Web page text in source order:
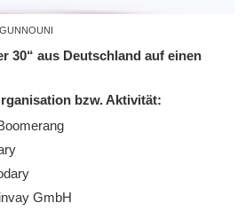
30“ aus Deutschland auf einen
bzw. Aktivität:
GmbH